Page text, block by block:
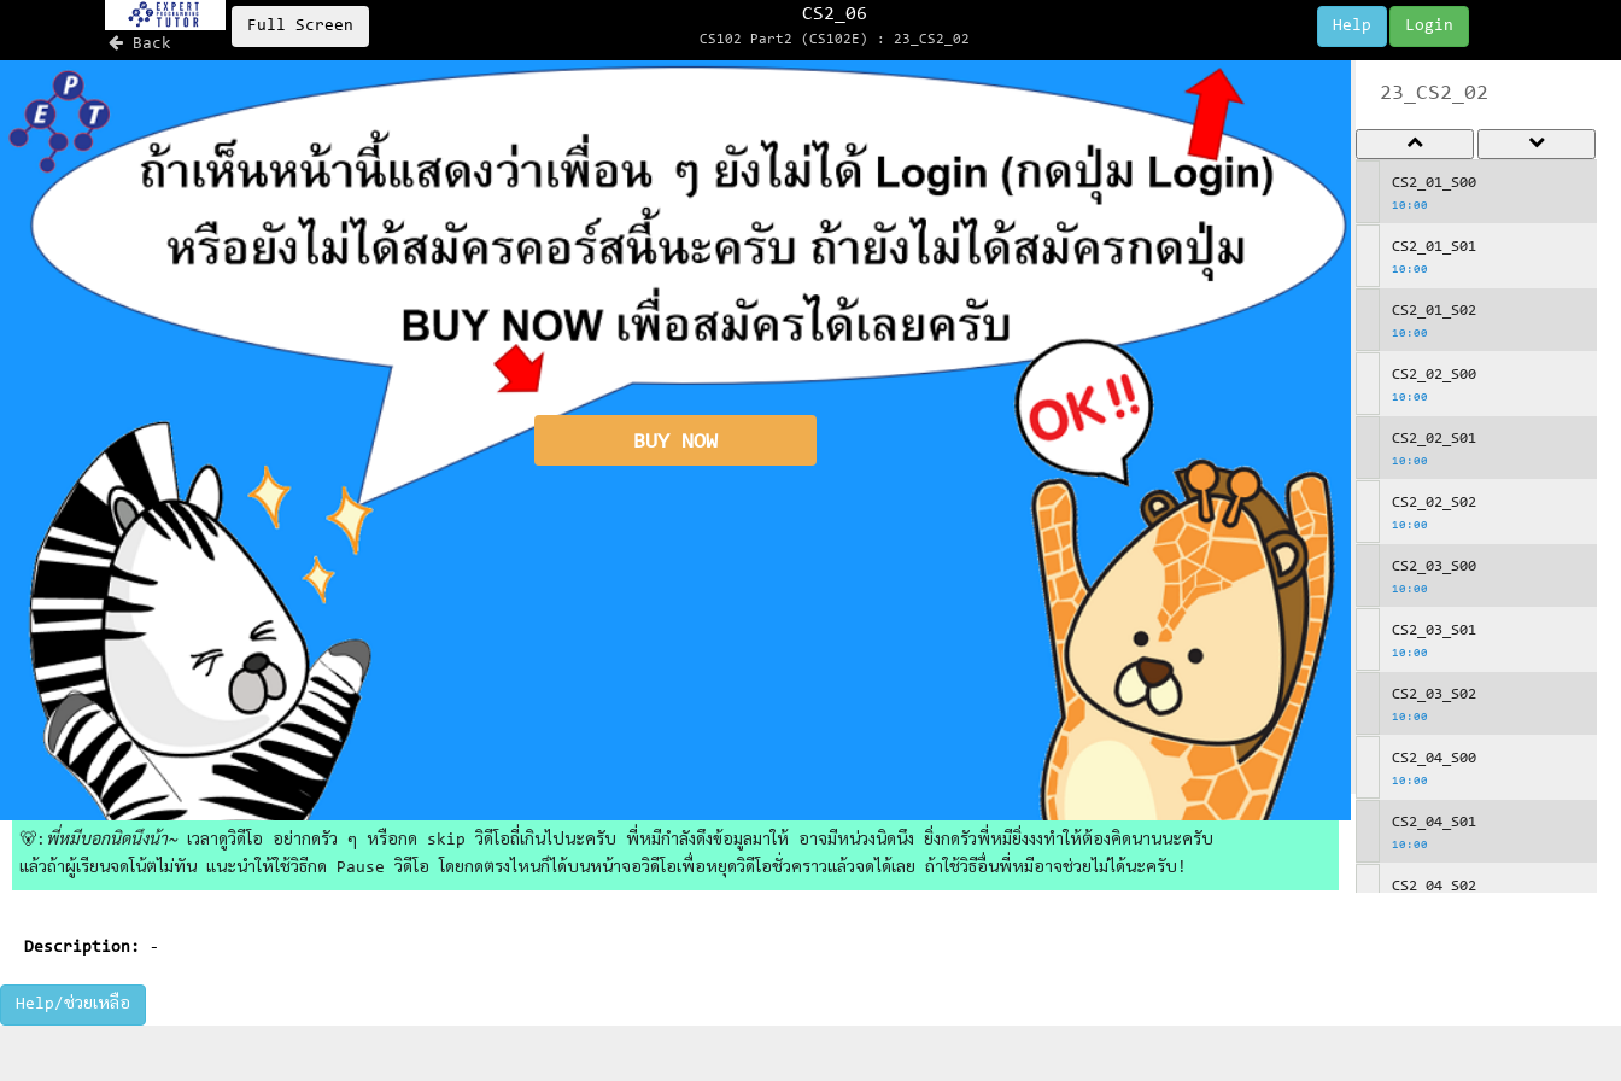
Back
Full Screen Login
Help
CS2_06
CS102 Part2 (CS102E) : 23_CS2_02
BUY NOW
🐻: พี่หมีบอกนิดนึงน้า~เวลาดูวิดีโอ อย่ากดรัว ๆ หรือกด skip วิดีโอถี่เกินไปนะครับ พี่หมีกำลังดึงข้อมูลมาให้ อาจมีหน่วงนิดนึง ยิ่งกดรัวพี่หมียิ่งงงทำให้ต้องคิดนานนะครับ
แล้วถ้าผู้เรียนจดโน้ตไม่ทัน แนะนำให้ใช้วิธีกด Pause วิดีโอ โดยกดตรงไหนก็ได้บนหน้าจอวิดีโอเพื่อหยุดวิดีโอชั่วคราวแล้วจดได้เลย ถ้าใช้วิธีอื่นพี่หมีอาจช่วยไม่ได้นะครับ!
Description: -
Help/ช่วยเหลือ
23_CS2_02
CS2_01_S00
10:00
CS2_01_S01
10:00
CS2_01_S02
10:00
CS2_02_S00
10:00
CS2_02_S01
10:00
CS2_02_S02
10:00
CS2_03_S00
10:00
CS2_03_S01
10:00
CS2_03_S02
10:00
CS2_04_S00
10:00
CS2_04_S01
10:00
CS2_04_S02